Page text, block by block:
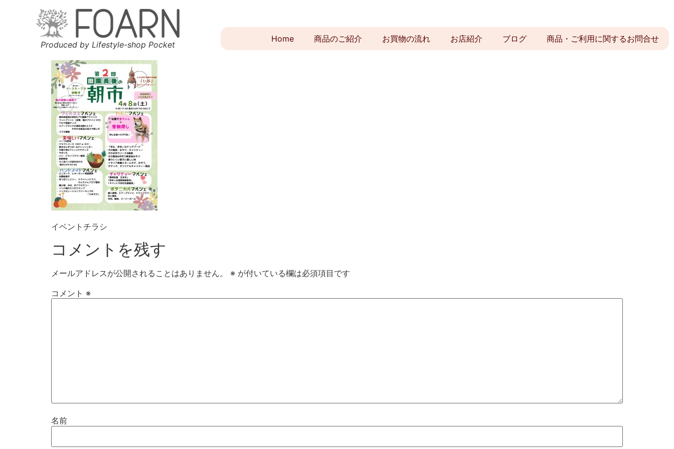
Produced by Lifestyle-shop Pocket
Home 商品のご紹介 お買物の流れ お店紹介 ブログ 商品・ご利用に関するお問合せ
イベントチラシ
コメントを残す
メールアドレスが公開されることはありません。 ※ が付いている欄は必須項目です
コメント ※
名前